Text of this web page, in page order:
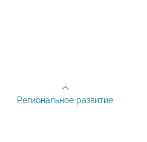
Региональное развитие